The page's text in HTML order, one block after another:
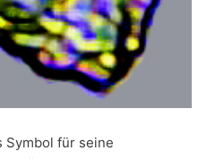
Symbol für seine